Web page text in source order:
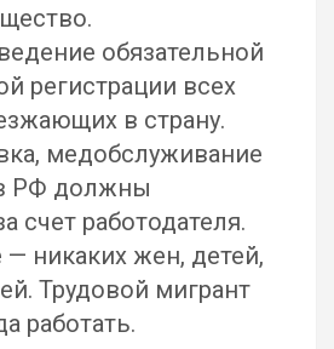
обязательной
регистрации всех
в страну.
медобслуживание
РФ должны
счет работодателя.
никаких жен, детей,
Трудовой мигрант
работать.